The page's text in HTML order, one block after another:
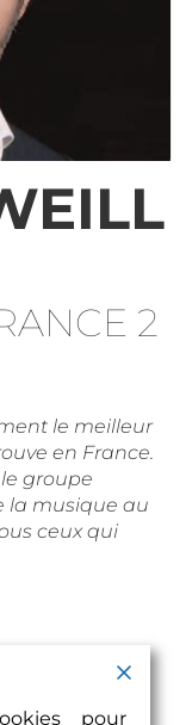
2
le meilleur
en France.
groupe
la musique au
ceux qui
pour